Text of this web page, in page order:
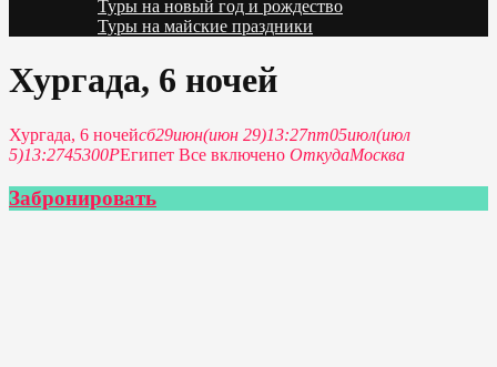
Туры на новый год и рождество
Туры на майские праздники
Хургада, 6 ночей
Хургада, 6 ночейсб29июн(июн 29)13:27пт05июл(июл
5)13:2745300РЕгипет Все включено ОткудаМосква
Забронировать